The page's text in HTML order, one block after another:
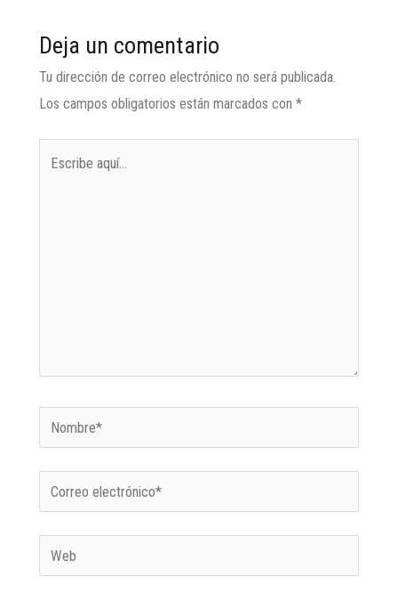
Deja un comentario
Tu dirección de correo electrónico no será publicada.
Los campos obligatorios están marcados con *